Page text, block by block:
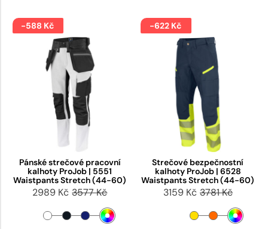
-588 Kč
Pánské strečové pracovní
kalhoty ProJob | 5551
Waistpants Stretch (44-60)
2989 Kč 3577 Kč
-622 Kč
Strečové bezpečnostní
kalhoty ProJob | 6528
Waistpants Stretch (44-60)
3159 Kč 3781 Kč